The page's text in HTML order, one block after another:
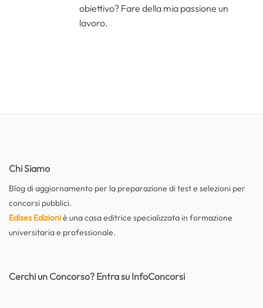
obiettivo? Fare della mia passione un
lavoro.
Chi Siamo
Blog di aggiornamento per la preparazione di test e selezioni per
concorsi pubblici.
Edises Edizioniè una casa editrice specializzata in formazione
universitaria e professionale.
Cerchi un Concorso? Entra su InfoConcorsi